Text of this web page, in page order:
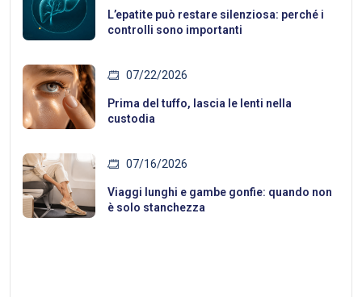
L’epatite può restare silenziosa: perché i
controlli sono importanti
07/22/2026
Prima del tuffo, lascia le lenti nella
custodia
07/16/2026
Viaggi lunghi e gambe gonfie: quando non
è solo stanchezza